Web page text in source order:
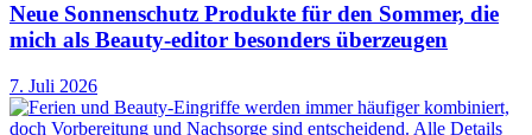
Neue Sonnenschutz Produkte für den Sommer, die
mich als Beauty-editor besonders überzeugen
7. Juli 2026